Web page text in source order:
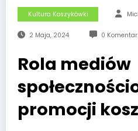
Kultura Koszykówki
2 Maja, 2024 0
Rola mediów
promocji